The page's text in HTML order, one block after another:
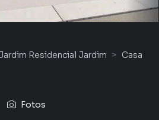
Residencial Jardim
Casa
Fotos